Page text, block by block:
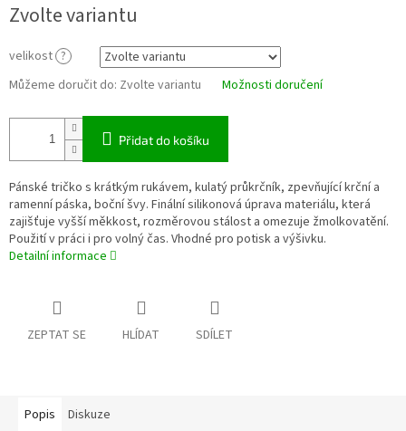
cena:
Zvolte variantu
velikost ?
Můžeme doručit do: Zvolte variantu Možnosti doručení
Přidat do košíku
Pánské tričko s krátkým rukávem, kulatý průkrčník, zpevňující krční a
ramenní páska, boční švy. Finální silikonová úprava materiálu, která
zajišťuje vyšší měkkost, rozměrovou stálost a omezuje žmolkovatění.
Použití v práci i pro volný čas. Vhodné pro potisk a výšivku.
Detailní informace
ZEPTAT SE HLÍDAT SDÍLET
Popis Diskuze